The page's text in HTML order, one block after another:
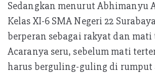
Sedangkan menurut Abhimanyu
Kelas XI-6 SMA Negeri 22
berperan sebagai rakyat dan mati
Acaranya seru, sebelum mati
harus berguling-guling di rumput